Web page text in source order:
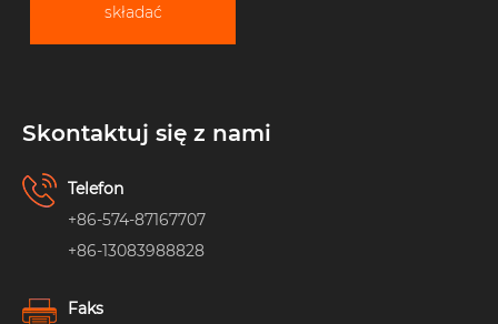
składać
Skontaktuj się z nami
Telefon
+86-574-87167707
+86-13083988828
Faks